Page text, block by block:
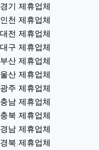
경기 제휴업체
인천 제휴업체
대전 제휴업체
대구 제휴업체
부산 제휴업체
울산 제휴업체
광주 제휴업체
충남 제휴업체
충북 제휴업체
경남 제휴업체
경북 제휴업체